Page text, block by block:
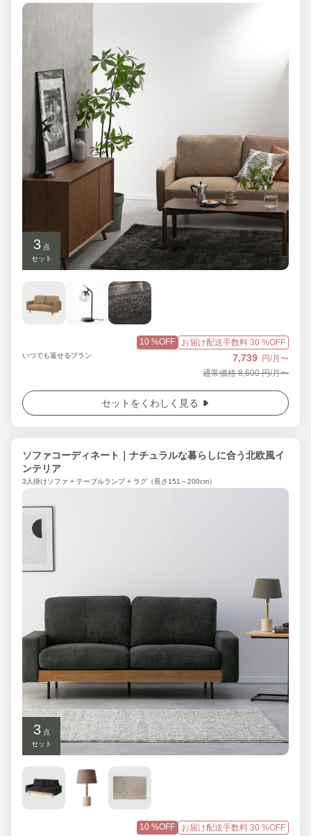
3点
セット
10 %OFF お届け配送手数料 30 %OFF
いつでも返せるプラン 7,739 円/月〜
通常価格 8,600 円/月〜
セットをくわしく見る
ソファコーディネート｜ナチュラルな暮らしに合う北欧風イ
ンテリア
3人掛けソファ + テーブルランプ + ラグ（長さ151～200cm）
3点
セット
10 %OFF お届け配送手数料 30 %OFF